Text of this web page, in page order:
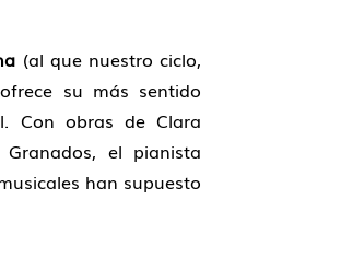
(al que nuestro ciclo,
su más sentido
Con obras de Clara
Granados, el pianista
han supuesto